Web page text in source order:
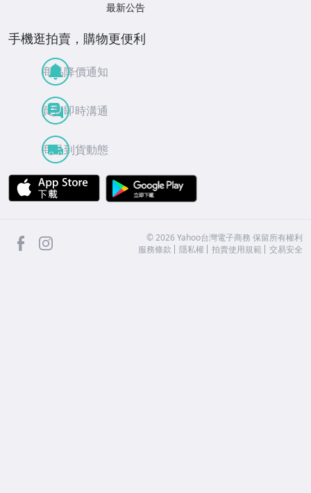
最新公告
手機逛拍賣，購物更便利
商品降價通知
買賣即時溝通
商品到貨動態
APP Store
facebook ©2026 Yahoo台灣電子商務 保留所有權利
服務條款
隱私權 拍賣使用規範 交易安全